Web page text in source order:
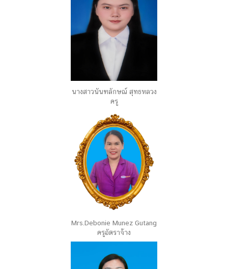
นางสาวนันฑลักษณ์ สุทธหลวง
ครู
Mrs.Debonie Munez Gutang
ครูอัตราจ้าง